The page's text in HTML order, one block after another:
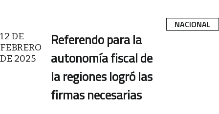
NACIONAL
12 DE
FEBRERO
DE 2025
Referendo para la
autonomía fiscal de
la regiones logró las
firmas necesarias